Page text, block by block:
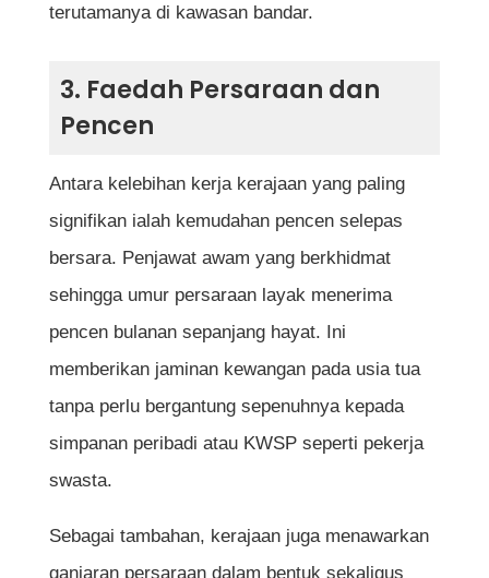
terutamanya di kawasan bandar.
3. Faedah Persaraan dan
Pencen
Antara kelebihan kerja kerajaan yang paling
signifikan ialah kemudahan pencen selepas
bersara. Penjawat awam yang berkhidmat
sehingga umur persaraan layak menerima
pencen bulanan sepanjang hayat. Ini
memberikan jaminan kewangan pada usia tua
tanpa perlu bergantung sepenuhnya kepada
simpanan peribadi atau KWSP seperti pekerja
swasta.
Sebagai tambahan, kerajaan juga menawarkan
ganjaran persaraan dalam bentuk sekaligus